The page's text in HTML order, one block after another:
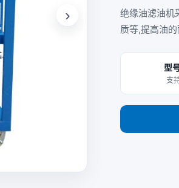
›
绝缘油滤油机
质等,提高油
型
支